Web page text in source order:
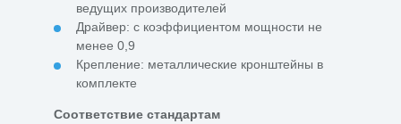
ведущих производителей
Драйвер: с коэффициентом мощности не
менее 0,9
Крепление: металлические кронштейны в
комплекте
Соответствие стандартам